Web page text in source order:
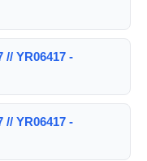
YR06417 -
YR06417 -